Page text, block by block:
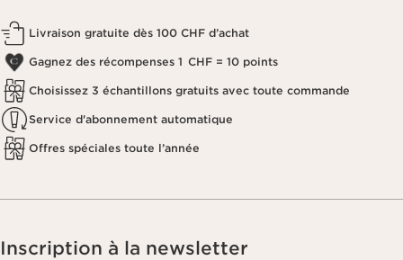
Livraison gratuite dès 100 CHF d’achat
Gagnez des récompenses 1 CHF = 10 points
Choisissez 3 échantillons gratuits avec toute commande
Service d'abonnement automatique
Offres spéciales toute l’année
Inscription à la newsletter